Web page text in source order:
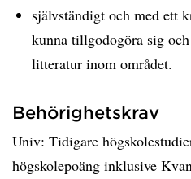
självständigt och med ett
kunna tillgodogöra sig
litteratur inom området.
Behörighetskrav
Univ: Tidigare
högskolepoäng inklusive